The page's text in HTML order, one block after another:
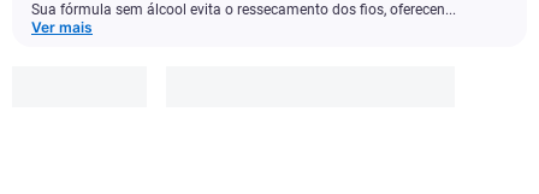
Sua fórmula sem álcool evita o ressecamento dos fios, oferecen...
Ver mais